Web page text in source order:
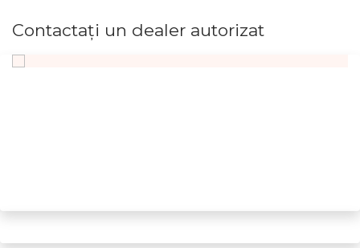
Contactaţi un dealer autorizat